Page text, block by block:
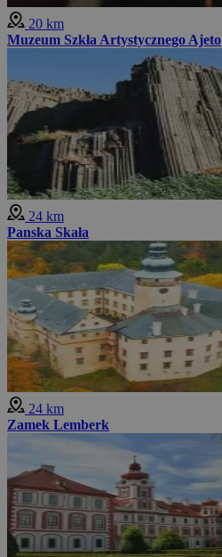
20 km
Muzeum Szkła Artystycznego Ajeto
24 km
Panska Skała
24 km
Zamek Lemberk